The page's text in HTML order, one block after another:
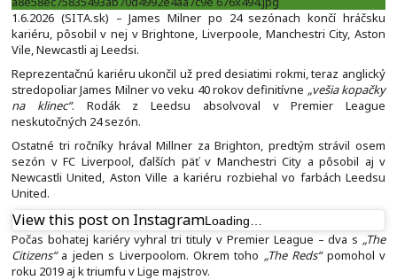
1.6.2026 (SITA.sk) – James Milner po 24 sezónach končí hráčsku
kariéru, pôsobil v nej v Brightone, Liverpoole, Manchestri City, Aston
Vile, Newcastli aj Leedsi.
Reprezentačnú kariéru ukončil už pred desiatimi rokmi, teraz anglický
stredopoliar James Milner vo veku 40 rokov definitívne „vešia kopačky
na klinec“. Rodák z Leedsu absolvoval v Premier League
neskutočných 24 sezón.
Ostatné tri ročníky hrával Millner za Brighton, predtým strávil osem
sezón v FC Liverpool, ďalších päť v Manchestri City a pôsobil aj v
Newcastli United, Aston Ville a kariéru rozbiehal vo farbách Leedsu
United.
View this post on InstagramLoading…
Počas bohatej kariéry vyhral tri tituly v Premier League – dva s „The
Citizens“a jeden s Liverpoolom. Okrem toho „The Reds“pomohol v
roku 2019 aj k triumfu v Lige majstrov.